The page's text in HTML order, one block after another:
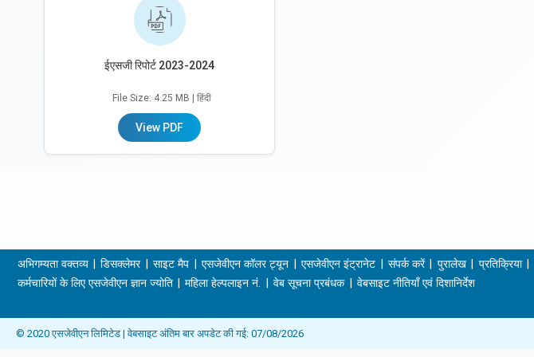
ईएसजी रिपोर्ट 2023-2024
File Size: 4.25 MB | हिंदी
View PDF
अभिगम्यता वक्तव्य डिसक्लेमर साइट मैप एसजेवीएन कॉलर ट्यून एसजेवीएन इंट्रानेट संपर्क करें पुरालेख प्रतिक्रिया
कर्मचारियों के लिए एसजेवीएन ज्ञान ज्योति
महिला हेल्पलाइन नं. वेब सूचना प्रबंधक वेबसाइट नीतियाँ एवं दिशानिर्देश
© 2020 एसजेवीएन लिमिटेड | वेबसाइट अंतिम बार अपडेट की गई: 07/08/2026